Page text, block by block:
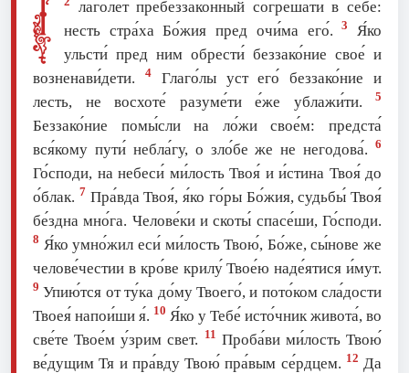
Г
лаго́лет пребеззако́нный согреша́ти в себе́:
несть стра́ха Бо́жия пред очи́ма eго́.3
Я́ко
ульсти́ пред ним обрести́ беззако́ние свое́ и
возненави́дети.
4Глаго́лы уст eго́ беззако́ние и
лесть, не восхоте́ разуме́ти е́же ублажи́ти.
5
Беззако́ние помы́сли на ло́жи свое́м: предста́
вся́кому пути́ небла́гу, о зло́бе же не негодова́. 6
Го́споди, на небеси́ ми́лость Твоя́ и и́стина Твоя́ до
о́блак. 7 Пра́вда Твоя́, я́ко го́ры Бо́жия, судьбы́ Твоя́
бе́здна мно́га. Челове́ки и скоты́ спасе́ши, Го́споди.
8 Я́ко умно́жил еси́ ми́лость Твою́, Бо́же, сы́нове же
челове́честии в кро́ве крилу́ Твое́ю наде́ятися и́мут.
9 Упию́тся от ту́ка до́му Твоего́, и пото́ком сла́дости
Твоея́ напои́ши я́. 10 Я́ко у Тебе́ исто́чник живота́, во
све́те Твое́м у́зрим свет. 11 Проба́ви ми́лость Твою́
ве́дущим Тя и пра́вду Твою́ пра́вым се́рдцем. 12 Да